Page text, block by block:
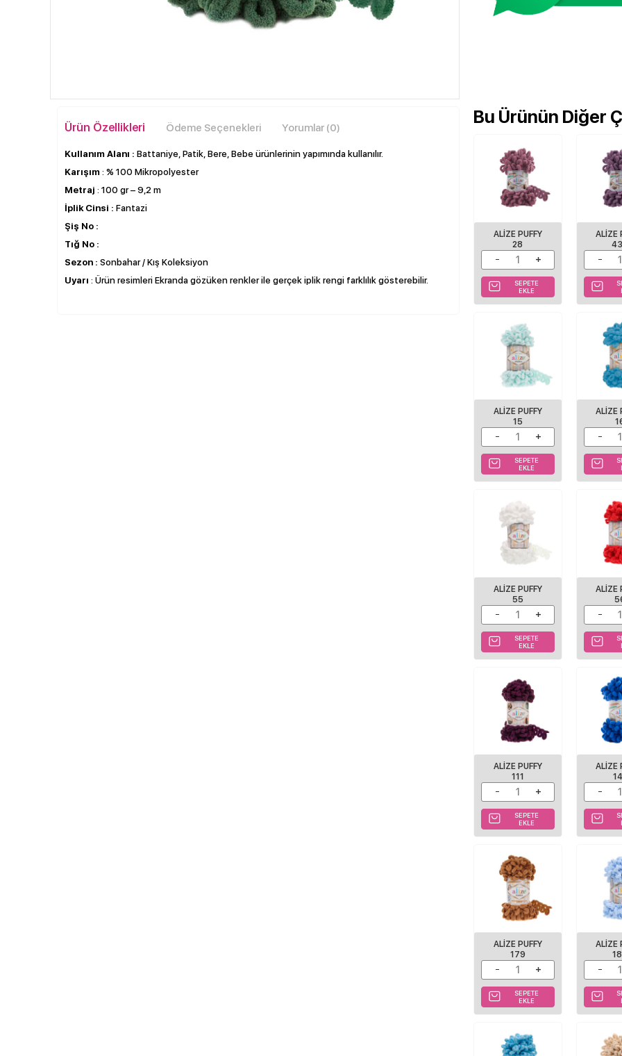
Ürün Özellikleri Ödeme Seçenekleri Yorumlar (0)
Kullanım Alanı : Battaniye, Patik, Bere, Bebe ürünlerinin yapımında kullanılır.
Karışım : % 100 Mikropolyester
Metraj : 100 gr – 9,2 m
İplik Cinsi : Fantazi
Şiş No :
Tığ No :
Sezon : Sonbahar / Kış Koleksiyon
Uyarı : Ürün resimleri Ekranda gözüken renkler ile gerçek iplik rengi farklılık gösterebilir.
Bu Ürünün Diğer
ALIZE PUFFY
28
SEPETE
EKLE
ALIZE
ALIZE PUFFY
15
SEPETE
EKLE
ALIZE
ALIZE PUFFY
55
SEPETE
EKLE
ALIZE
ALIZE PUFFY
111
SEPETE
EKLE
ALIZE
ALIZE PUFFY
179
SEPETE
EKLE
ALIZE